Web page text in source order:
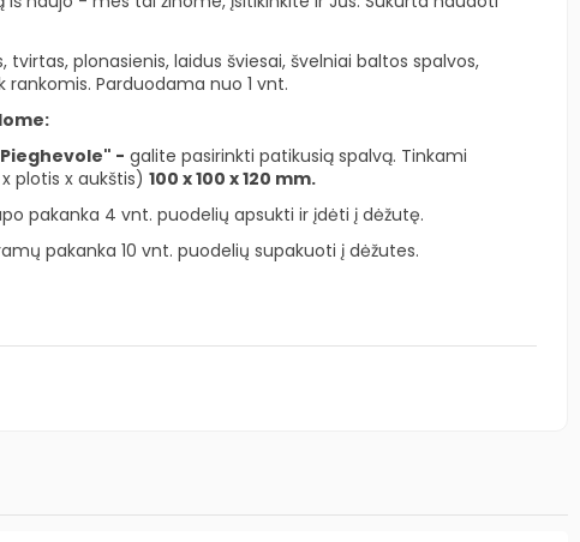
tvirtas, plonasienis, laidus šviesai, švelniai baltos spalvos,
Parduodama nuo 1 vnt.
- galite pasirinkti patikusią spalvą. Tinkami
plotis x aukštis) 100 x 100 x 120 mm.
pakanka 4 vnt. puodelių apsukti ir įdėti į dėžutę.
pakanka 10 vnt. puodelių supakuoti į dėžutes.